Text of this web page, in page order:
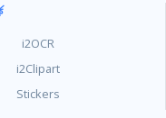
i2OCR
i2Clipart
Stickers